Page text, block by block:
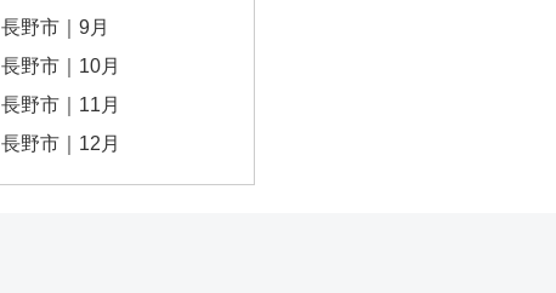
長野市｜9月
長野市｜10月
長野市｜11月
長野市｜12月